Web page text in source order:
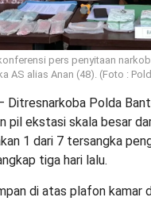
pers penyitaan
AS alias Anan (48). (Foto :
Ditresnarkoba Polda
pil ekstasi skala besar
1 dari 7 tersangka
tiga hari lalu.
di atas plafon kamar